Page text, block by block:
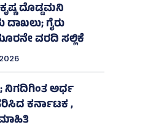
ದೊಡ್ಡಮನಿ
ಗೈರು
ವರದಿ ಸಲ್ಲಿಕೆ
ನಿಗದಿಗಿಂತ ಅರ್ಧ
ಕರ್ನಾಟಕ ,